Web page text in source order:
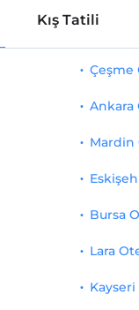
Kış Tatili
Çeşme
Ankara
Mardin
Bursa
Lara